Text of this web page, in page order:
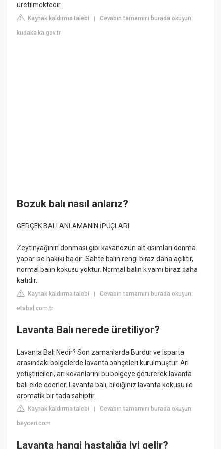
üretilmektedir.
Kaynak kaldırma talebi |Cevabın tamamını burada okuyun:
kudaka.ka.gov.tr
Bozuk balı nasıl anlarız?
GERÇEK BALI ANLAMANIN İPUÇLARI
Zeytinyağının donması gibi kavanozun alt kısımları donma
yapar ise hakiki baldır. Sahte balın rengi biraz daha açıktır,
normal balın kokusu yoktur. Normal balın kıvamı biraz daha
katıdır.
Kaynak kaldırma talebi |Cevabın tamamını burada okuyun:
etabal.com.tr
Lavanta Balı nerede üretiliyor?
Lavanta Balı Nedir? Son zamanlarda Burdur ve Isparta
arasındaki bölgelerde lavanta bahçeleri kurulmuştur. Arı
yetiştiricileri, arı kovanlarını bu bölgeye götürerek lavanta
balı elde ederler. Lavanta balı, bildiğiniz lavanta kokusu ile
aromatik bir tada sahiptir.
Kaynak kaldırma talebi |Cevabın tamamını burada okuyun:
beyceri.com
Lavanta hangi hastalığa iyi gelir?